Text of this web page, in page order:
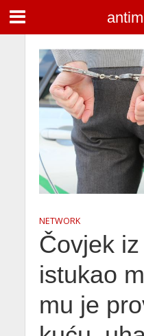
NETWORK
Čovjek
istukao
mu je